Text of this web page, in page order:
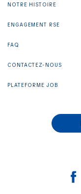
NOTRE HISTOIRE
ENGAGEMENT RSE
FAQ
CONTACTEZ-NOUS
PLATEFORME JOB